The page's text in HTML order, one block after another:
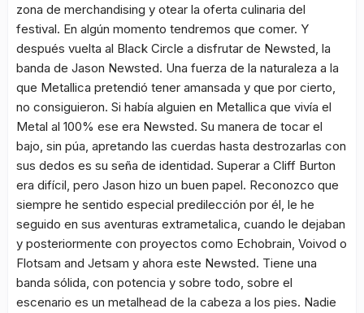
zona de merchandising y otear la oferta culinaria del
festival. En algún momento tendremos que comer. Y
después vuelta al Black Circle a disfrutar de Newsted, la
banda de Jason Newsted. Una fuerza de la naturaleza a la
que Metallica pretendió tener amansada y que por cierto,
no consiguieron. Si había alguien en Metallica que vivía el
Metal al 100% ese era Newsted. Su manera de tocar el
bajo, sin púa, apretando las cuerdas hasta destrozarlas con
sus dedos es su seña de identidad. Superar a Cliff Burton
era difícil, pero Jason hizo un buen papel. Reconozco que
siempre he sentido especial predilección por él, le he
seguido en sus aventuras extrametalica, cuando le dejaban
y posteriormente con proyectos como Echobrain, Voivod o
Flotsam and Jetsam y ahora este Newsted. Tiene una
banda sólida, con potencia y sobre todo, sobre el
escenario es un metalhead de la cabeza a los pies. Nadie